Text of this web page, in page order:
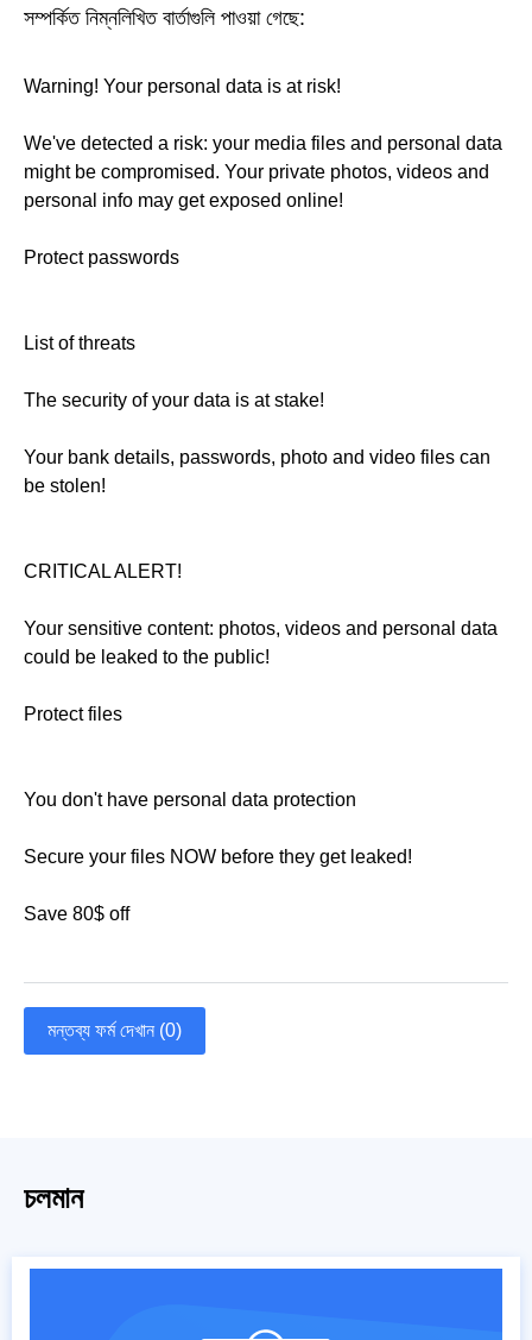
সম্পর্কিত নিম্নলিখিত বার্তাগুলি পাওয়া গেছে:
Warning! Your personal data is at risk!
We've detected a risk: your media files and personal data
might be compromised. Your private photos, videos and
personal info may get exposed online!
Protect passwords
List of threats
The security of your data is at stake!
Your bank details, passwords, photo and video files can
be stolen!
CRITICAL ALERT!
Your sensitive content: photos, videos and personal data
could be leaked to the public!
Protect files
You don't have personal data protection
Secure your files NOW before they get leaked!
Save 80$ off
মন্তব্য ফর্ম দেখান (0)
চলমান